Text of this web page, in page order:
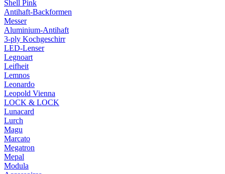
Shell Pink
Antihaft-Backformen
Messer
Aluminium-Antihaft
3-ply Kochgeschirr
LED-Lenser
Legnoart
Leifheit
Lemnos
Leonardo
Leopold Vienna
LOCK & LOCK
Lunacard
Lurch
Magu
Marcato
Megatron
Mepal
Modula